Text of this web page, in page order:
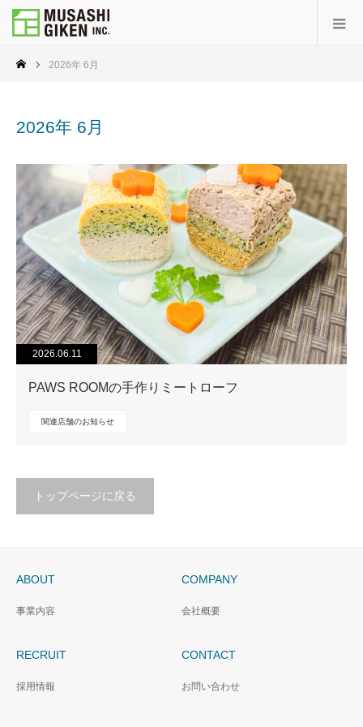
2026年 6月
2026年 6月
2026.06.11
PAWS ROOMの手作りミートローフ
関連店舗のお知らせ
トップページに戻る
ABOUT
事業内容
COMPANY
会社概要
RECRUIT
採用情報
CONTACT
お問い合わせ